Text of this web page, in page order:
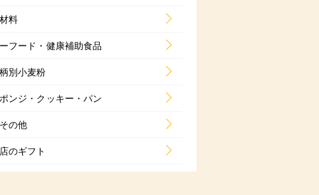
料
フード・健康補助食品
別小麦粉
ンジ・クッキー・パン
の他
のギフト